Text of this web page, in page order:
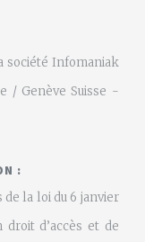
société Infomaniak
/ Genève Suisse -
:
de la loi du 6 janvier
droit d’accès et de